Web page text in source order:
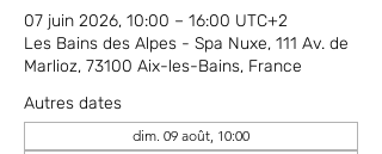
07 juin 2026, 10:00 – 16:00 UTC+2
Les Bains des Alpes - Spa Nuxe, 111 Av. de
Marlioz, 73100 Aix-les-Bains, France
Autres dates
dim. 09 août, 10:00